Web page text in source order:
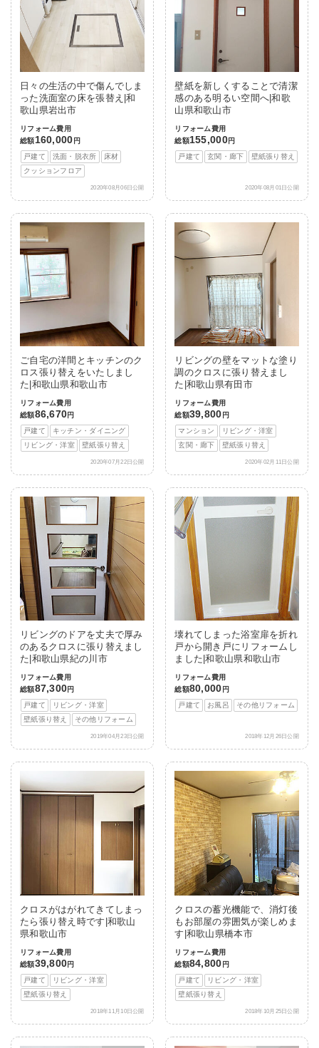
日々の生活の中で傷んでしま
った洗面室の床を張替え|和
歌山県岩出市
リフォーム費用
総額160,000 円
戸建て
洗面・脱衣所
床材
クッションフロア
2020年08月06日公開
壁紙を新しくすることで清潔
感のある明るい空間へ|和歌
山県和歌山市
リフォーム費用
総額155,000円
戸建て
玄関・廊下 壁紙張り替え
2020年08月01日公開
ご自宅の洋間とキッチンのク
ロス張り替えをいたしまし
た|和歌山県和歌山市
リフォーム費用
総額86,670円
戸建て
キッチン・ダイニング
リビング・洋室
壁紙張り替え
2020年07月22日公開
リビングの壁をマットな塗り
調のクロスに張り替えまし
た|和歌山県有田市
リフォーム費用
総額39,800 円
マンション
リビング・洋室
玄関・廊下
壁紙張り替え
2020年02月11日公開
リビングのドアを丈夫で厚み
のあるクロスに張り替えまし
た|和歌山県紀の川市
リフォーム費用
総額87,300円
戸建て
リビング・洋室
壁紙張り替え
その他リフォーム
2019年04月23日公開
壊れてしまった浴室扉を折れ
戸から開き戸にリフォームし
ました|和歌山県和歌山市
リフォーム費用
総額80,000 円
戸建て
お風呂 その他リフォーム
2018年12月26日公開
クロスがはがれてきてしまっ
たら張り替え時です|和歌山
県和歌山市
リフォーム費用
総額39,800円
戸建て
リビング・洋室
壁紙張り替え
2018年11月10日公開
クロスの蓄光機能で、消灯後
もお部屋の雰囲気が楽しめま
す|和歌山県橋本市
リフォーム費用
総額84,800 円
戸建て
リビング・洋室
壁紙張り替え
2018年10月25日公開